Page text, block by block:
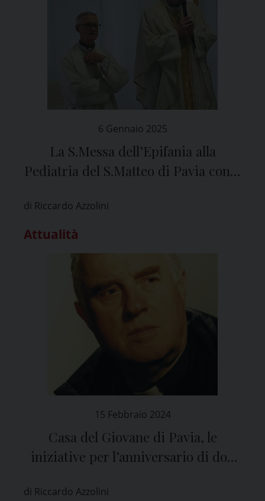
6 Gennaio 2025
La S.Messa dell’Epifania alla
Pediatria del S.Matteo di Pavia con il
di Riccardo Azzolini
Attualità
15 Febbraio 2024
Casa del Giovane di Pavia, le
iniziative per l’anniversario di don
di Riccardo Azzolini